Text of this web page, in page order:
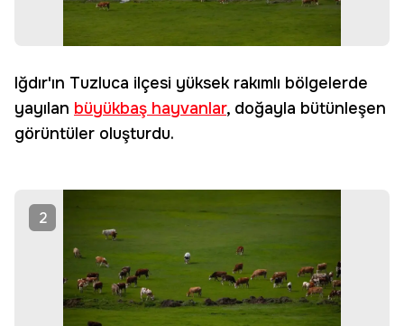
Iğdır'ın Tuzluca ilçesi yüksek rakımlı bölgelerde
yayılan büyükbaş hayvanlar, doğayla bütünleşen
görüntüler oluşturdu.
2